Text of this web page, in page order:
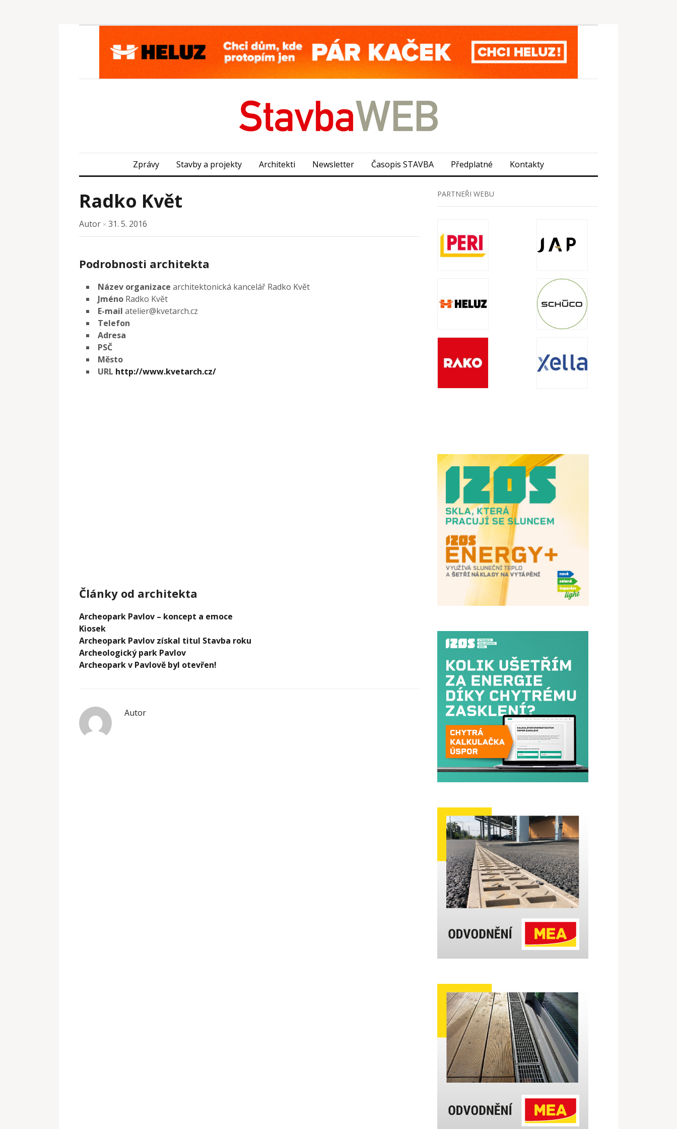
Zprávy Stavby a projekty Architekti Newsletter Časopis STAVBA Předplatné Kontakty
Radko Květ
Autor × 31. 5. 2016
Podrobnosti architekta
Název organizace architektonická kancelář Radko Květ
Jméno Radko Květ
E-mail atelier@kvetarch.cz
Telefon
Adresa
PSČ
Město
URL http://www.kvetarch.cz/
Články od architekta
Archeopark Pavlov – koncept a emoce
Kiosek
Archeopark Pavlov získal titul Stavba roku
Archeologický park Pavlov
Archeopark v Pavlově byl otevřen!
Autor
PARTNEŘI WEBU